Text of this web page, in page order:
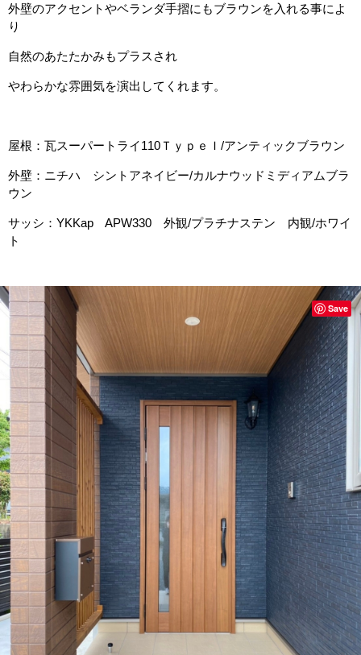
外壁のアクセントやベランダ手摺にもブラウンを入れる事によ
り
自然のあたたかみもプラスされ
やわらかな雰囲気を演出してくれます。
屋根：瓦スーパートライ110ＴｙｐｅＩ/アンティックブラウン
外壁：ニチハ シントアネイビー/カルナウッドミディアムブラ
ウン
サッシ：YKKap APW330 外観/プラチナステン 内観/ホワイ
ト
Save